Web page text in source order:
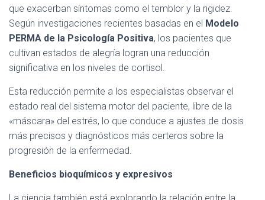
que exacerban síntomas como el temblor y la rigidez.
Según investigaciones recientes basadas en el Modelo
PERMA de la Psicología Positiva, los pacientes que
cultivan estados de alegría logran una reducción
significativa en los niveles de cortisol.
Esta reducción permite a los especialistas observar el
estado real del sistema motor del paciente, libre de la
«máscara» del estrés, lo que conduce a ajustes de dosis
más precisos y diagnósticos más certeros sobre la
progresión de la enfermedad.
Beneficios bioquímicos y expresivos